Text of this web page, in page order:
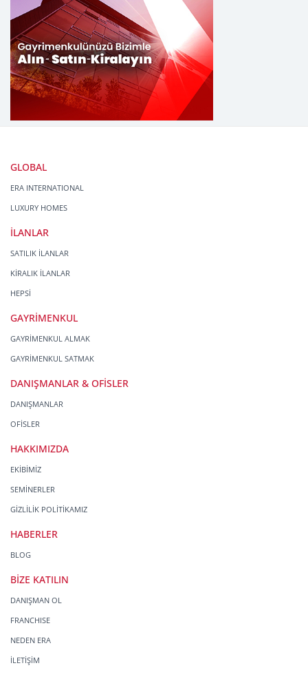
GLOBAL
ERA INTERNATIONAL
LUXURY HOMES
İLANLAR
SATILIK İLANLAR
KİRALIK İLANLAR
HEPSİ
GAYRİMENKUL
GAYRİMENKUL ALMAK
GAYRİMENKUL SATMAK
DANIŞMANLAR & OFİSLER
DANIŞMANLAR
OFİSLER
HAKKIMIZDA
EKİBİMİZ
SEMİNERLER
GİZLİLİK POLİTİKAMIZ
HABERLER
BLOG
BİZE KATILIN
DANIŞMAN OL
FRANCHISE
NEDEN ERA
İLETİŞİM